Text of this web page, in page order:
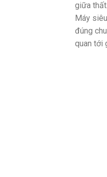
giữa thất.
Máy
đúng
quan tới